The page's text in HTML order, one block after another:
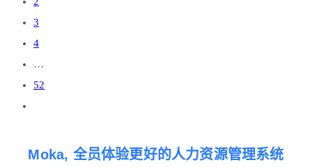
3
4
…
52
Moka, 全员体验更好的人力资源管理系统